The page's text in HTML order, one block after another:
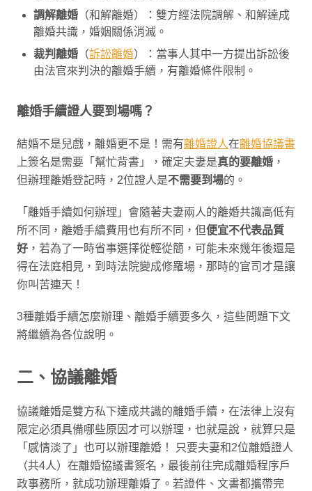
調解離婚 （和解離婚）：雙方經法院調解、和解達成
離婚共識，婚姻關係消滅。
裁判離婚 （訴訟離婚）：當事人其中一方提出訴訟後
由法官來判決的離婚手續，有離婚條件限制。
離婚手續證人要到場嗎？
結婚不是兒戲，離婚更不是！需有離婚證人在離婚協議書
上簽名是需要「幫忙背書」，確定夫妻是真的要離婚 ，
但辦理離婚登記時，2位證人是不需要到場的。
「離婚手續如何辦理」會隨著夫妻兩人的離婚共識高低有
所不同，離婚手續費用也有所不同，但便宜不代表品質
好 ，若為了一時省事選擇從輕從簡，可能未來幾年後還是
得在法庭相見，到時法院變成修羅場，那時的官司才是讓
你叫苦連天！
3種離婚手續怎麼辦理、離婚手續要多久，這些問題下文
將繼續為各位說明。
二、協議離婚
協議離婚是雙方私下達成共識的離婚手續，在法律上沒有
限定必須具備哪些原因才可以辦理，也就是說，就算只是
「感情淡了」也可以辦理離婚！ 只要夫妻和2位離婚證人
（共4人）在離婚協議書簽名，最後前往完成離婚程序戶
政事務所，就成功辦理離婚了。若證件、文書都攜帶完